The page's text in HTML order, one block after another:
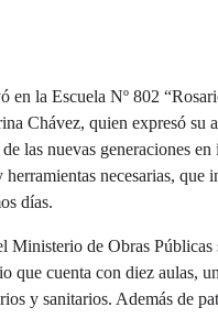
la Escuela Nº 802
Chávez, quien expresó su
las nuevas generaciones
herramientas necesarias,
días.
Ministerio de Obras
que cuenta con diez aulas,
y sanitarios. Además de